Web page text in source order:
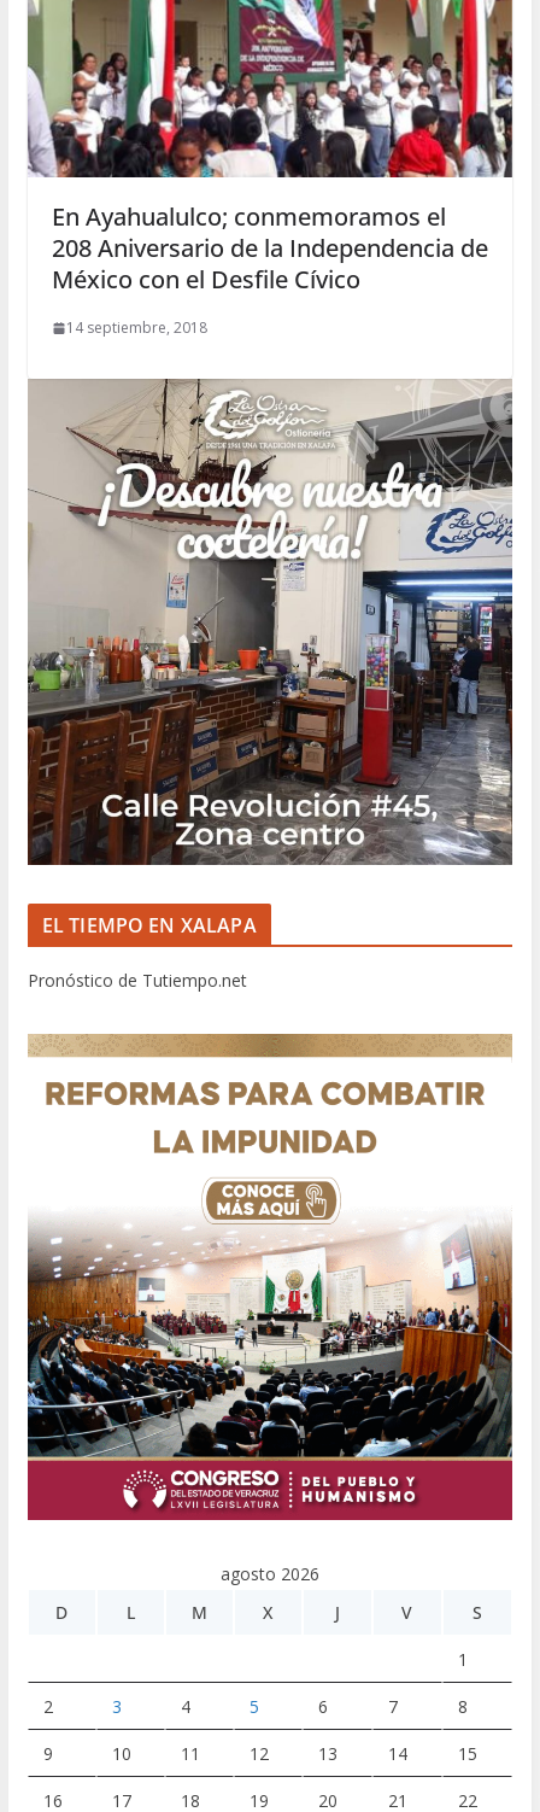
En Ayahualulco; conmemoramos el
208 Aniversario de la Independencia de
México con el Desfile Cívico
14 septiembre, 2018
EL TIEMPO EN XALAPA
Pronóstico de Tutiempo.net
agosto 2026
D
L M X J V S
1
2 3 4 5 6 7 8
9 10 11 12 13 14 15
16 17 18 19 20 21 22